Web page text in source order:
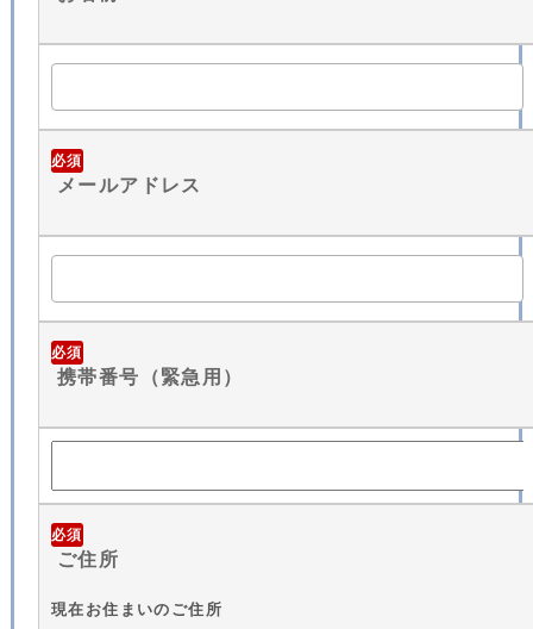
必須
メールアドレス
必須
携帯番号（緊急用）
必須
ご住所
現在お住まいのご住所